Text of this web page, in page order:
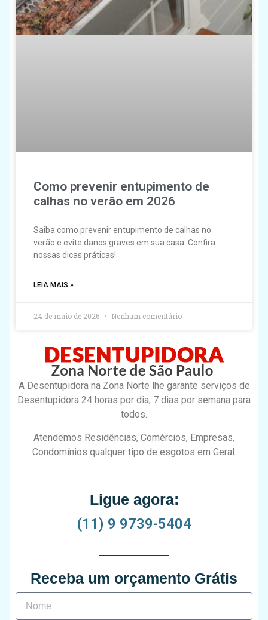
Como prevenir entupimento de
calhas no verão em 2026
Saiba como prevenir entupimento de calhas no
verão e evite danos graves em sua casa. Confira
nossas dicas práticas!
LEIA MAIS »
24 de maio de 2026 Nenhum comentário
A Desentupidora na Zona Norte lhe garante serviços de
Desentupidora 24 horas por dia, 7 dias por semana para
todos.
Atendemos Residências, Comércios, Empresas,
Condomínios qualquer tipo de esgotos em Geral.
Ligue agora:
(11) 9 9739-5404
Receba um orçamento Grátis